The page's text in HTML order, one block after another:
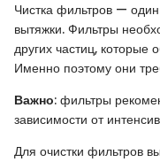
Чистка фильтров —
вытяжки. Фильтры
других частиц, которые
Именно поэтому они
Важно: фильтры
зависимости от
Для очистки фильтров